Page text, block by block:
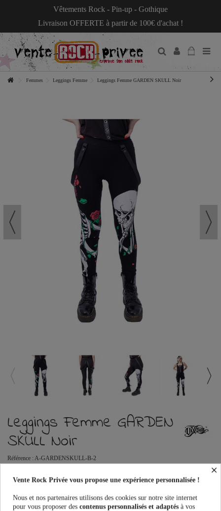
Vêtements Rock - Pin-up - Gothique
Livraison OFFERTE à partir de 100€ d'achat !
Femmes Leggings Femme Leggings Femme GARDEN SKULL Noir
Leggings Femme GARDEN
SKULL Noir
Référence : A-GARDENSKULL-B-2
prix. Vente Rock Privée le spécialiste des accessoires Rock, Pinup,
encore...
×
Vente Rock Privée vous propose une expérience personnalisée !
Nous et nos partenaires utilisons des cookies sur notre site internet
pour vous proposer des contenus personnalisés et adaptés à vos